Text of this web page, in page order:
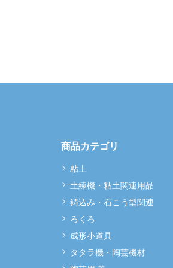
商品カテゴリ
粘土
土練機・粘土関連用品
鋳込み・石こう型関連
ろくろ
成形小道具
タタラ機・陶芸機材